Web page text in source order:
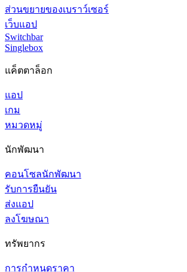
ส่วนขยายของเบราว์เซอร์
เว็บแอป
Switchbar
Singlebox
แค็ตตาล็อก
แอป
เกม
หมวดหมู่
นักพัฒนา
คอนโซลนักพัฒนา
รับการยืนยัน
ส่งแอป
ลงโฆษณา
ทรัพยากร
การกำหนดราคา